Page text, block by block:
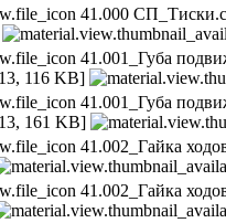
41.000
41.001_Губа
116 KB]
41.001_Губа
161 KB]
41.002_Гайка
41.002_Гайка